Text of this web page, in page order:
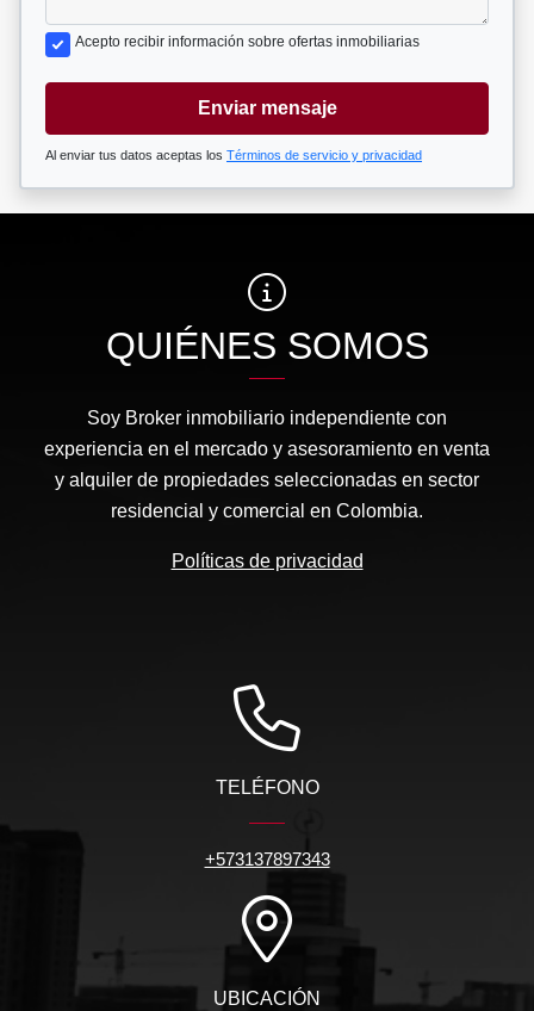
Acepto recibir información sobre ofertas inmobiliarias
Enviar mensaje
Al enviar tus datos aceptas los Términos de servicio y privacidad
QUIÉNES SOMOS
Soy Broker inmobiliario independiente con
experiencia en el mercado y asesoramiento en venta
y alquiler de propiedades seleccionadas en sector
residencial y comercial en Colombia.
Políticas de privacidad
TELÉFONO
+573137897343
UBICACIÓN